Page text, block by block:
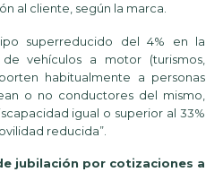
al cliente, según la marca.
superreducido del 4% en la
vehículos a motor (turismos,
habitualmente a personas
o no conductores del mismo,
igual o superior al 33%
reducida”.
jubilación por cotizaciones a